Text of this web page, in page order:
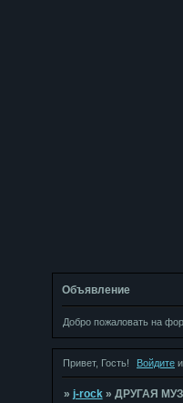
Объявление
Добро пожаловать на
Привет, Гость! Войдите
» j-rock » ДРУГАЯ